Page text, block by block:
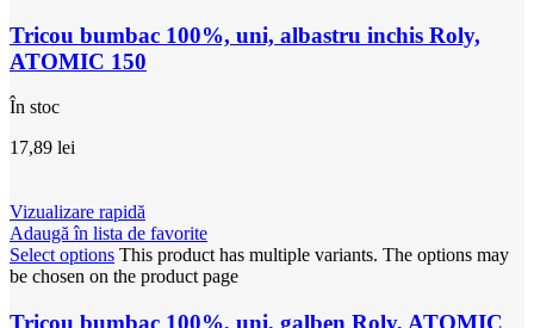
Tricou bumbac 100%, uni, albastru inchis Roly,
ATOMIC 150
În stoc
17,89 lei
Vizualizare rapidă
Adaugă în lista de favorite
Select options This product has multiple variants. The options may
be chosen on the product page
Tricou bumbac 100%, uni, galben Roly, ATOMIC